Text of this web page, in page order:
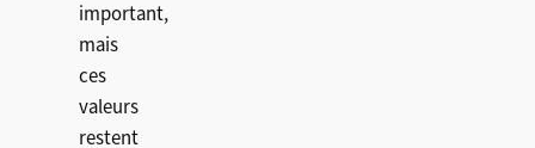
important,
mais
ces
valeurs
restent